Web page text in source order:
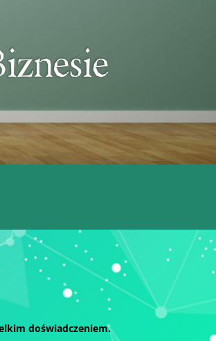
doświadczeniem.